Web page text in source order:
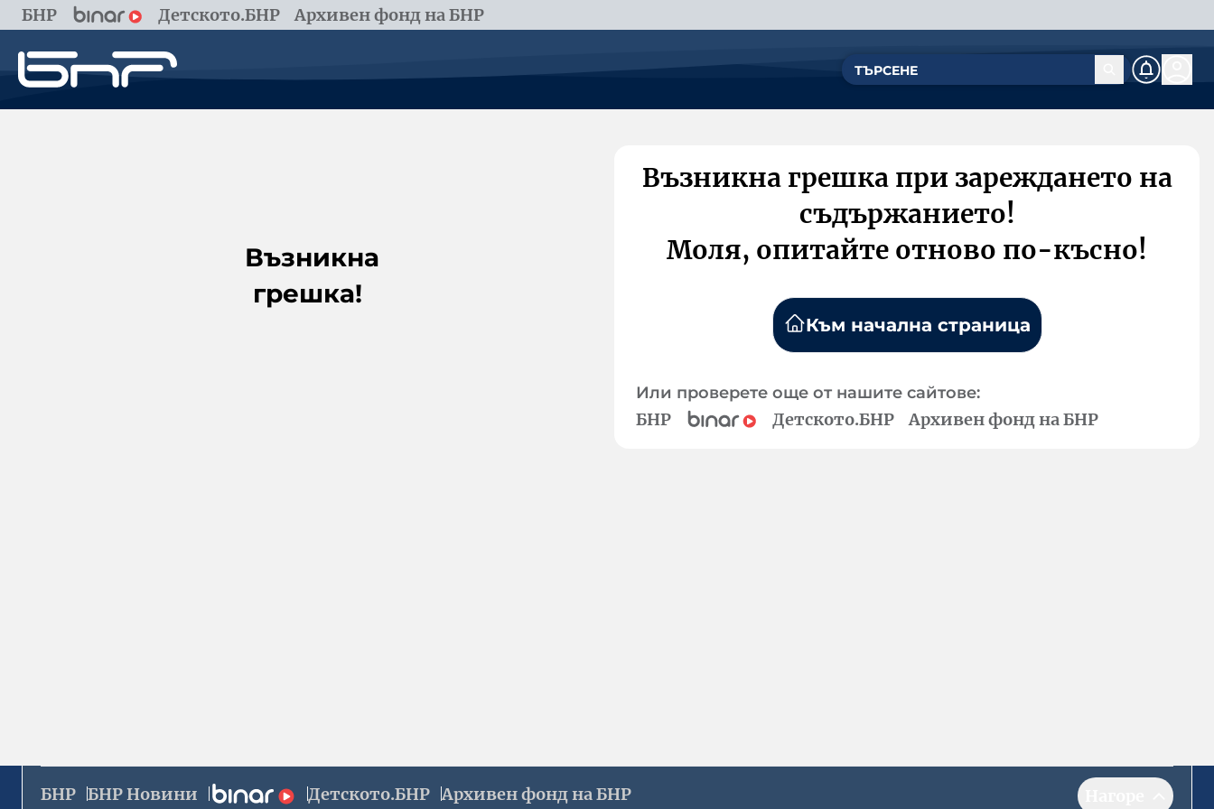
БНР Детското.БНР Архивен фонд на БНР
Възникна
грешка!
Възникна грешка при зареждането на
съдържанието!
Моля, опитайте отново по-късно!
Към начална страница
Или проверете още от нашите сайтове:
БНР Детското.БНР Архивен фонд на БНР
БНР БНР Новини Детското.БНР Архивен фонд на БНР